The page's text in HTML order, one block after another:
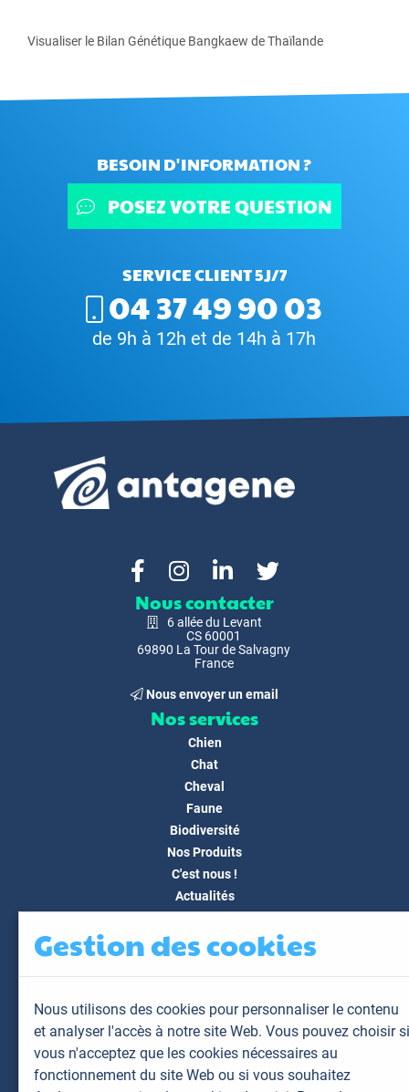
Visualiser le Bilan Génétique Bangkaew de Thaïlande
BESOIN D'INFORMATION ?
POSEZ VOTRE QUESTION
SERVICE CLIENT 5J/7
04 37 49 90 03
de 9h à 12h et de 14h à 17h
Nous contacter
6 allée du Levant
CS 60001
69890 La Tour de Salvagny
France
Nous envoyer un email
Nos services
Chien
Chat
Cheval
Faune
Biodiversité
Nos Produits
C'est nous !
Actualités
FAQ
Mon espace
Mes animaux
Mes résultats
Mes commandes
Gestion des cookies
Nous utilisons des cookies pour personnaliser le contenu
et analyser l'accès à notre site Web. Vous pouvez choisir si
vous n'acceptez que les cookies nécessaires au
fonctionnement du site Web ou si vous souhaitez